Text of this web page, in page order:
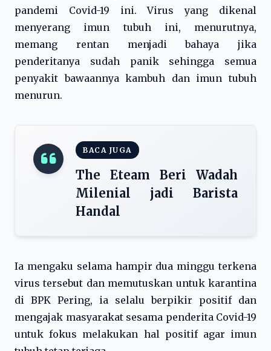
pandemi Covid-19 ini. Virus yang dikenal
menyerang imun tubuh ini, menurutnya,
memang rentan menjadi bahaya jika
penderitanya sudah panik sehingga semua
penyakit bawaannya kambuh dan imun tubuh
menurun.
BACA JUGA
The Eteam Beri Wadah
Milenial jadi Barista
Handal
Ia mengaku selama hampir dua minggu terkena
virus tersebut dan memutuskan untuk karantina
di BPK Pering, ia selalu berpikir positif dan
mengajak masyarakat sesama penderita Covid-19
untuk fokus melakukan hal positif agar imun